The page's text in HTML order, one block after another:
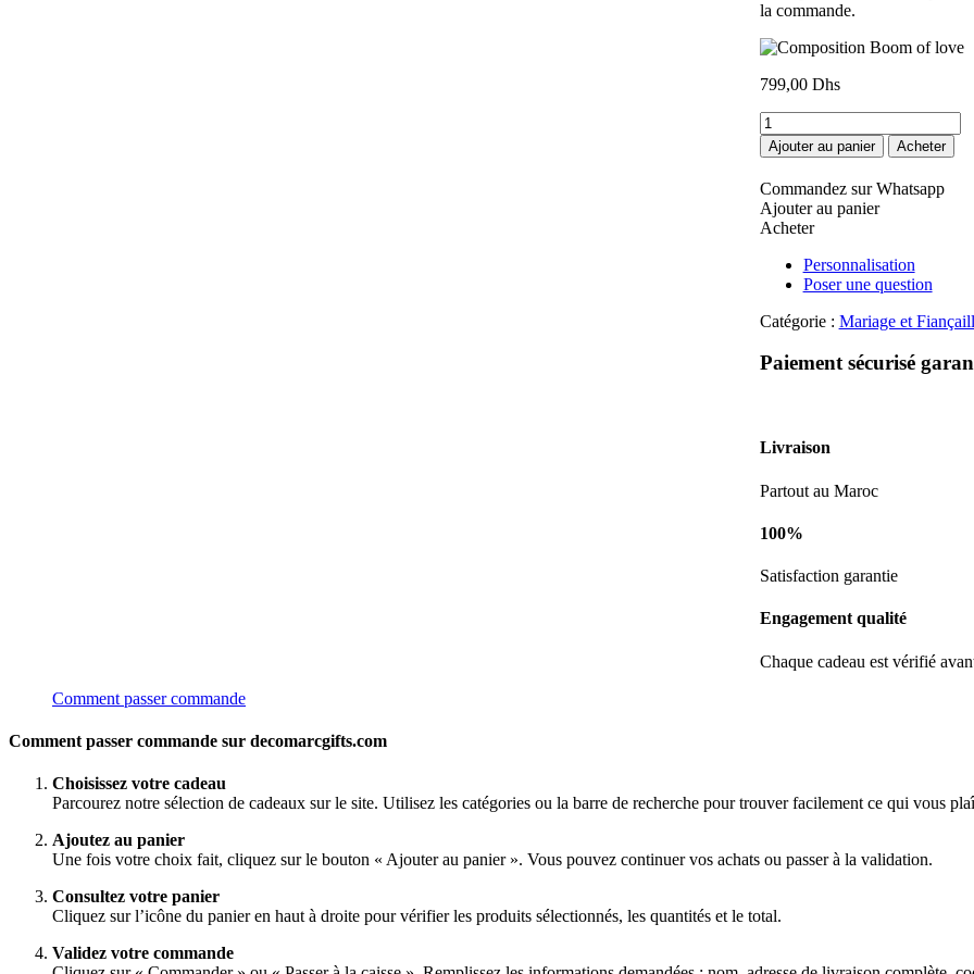
la commande.
799,00 Dhs
quantité
de
Composition
Boom
of
love
Ajouter au panier Acheter
Commandez sur Whatsapp
Ajouter au panier
Acheter
Personnalisation
Poser une question
Catégorie : Mariage et
Paiement sécurisé
Livraison
Partout au Maroc
100%
Satisfaction garantie
Engagement qualité
Chaque cadeau est vérifié
Comment passer commande
Comment passer commande sur decomarcgifts.com
Choisissez votre cadeau
Parcourez notre sélection de cadeaux sur le site. Utilisez les catégories ou la barre de recherche pour trouver facilement ce qui vous
Ajoutez au panier
Une fois votre choix fait, cliquez sur le bouton « Ajouter au panier ». Vous pouvez continuer vos achats ou passer à la validation.
Consultez votre panier
Cliquez sur l’icône du panier en haut à droite pour vérifier les produits sélectionnés, les quantités et le total.
Validez votre commande